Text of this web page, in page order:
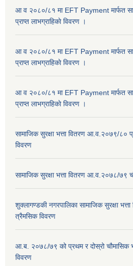
आ व २०८०/८१ मा EFT Payment मार्फत
प्राप्त लाभग्राहिकाे विवरण ।
आ व २०८०/८१ मा EFT Payment मार्फत
प्राप्त लाभग्राहिकाे विवरण ।
आ व २०८०/८१ मा EFT Payment मार्फत
प्राप्त लाभग्राहिकाे विवरण ।
सामाजिक सुरक्षा भत्ता वितरण आ.व.२०७९/८०
विवरण
सामाजिक सुरक्षा भत्ता वितरण आ.व.२०७८/७९
शुक्लागण्डकी नगरपालिका सामाजिक सुरक्षा
त्रैमसिक विवरण
आ.ब. २०७८/७९ को प्रथम र दोस्रो चौमासिक
विवरण